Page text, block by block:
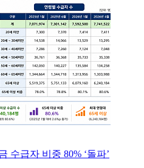
수급자 비중 80% ‘돌파’